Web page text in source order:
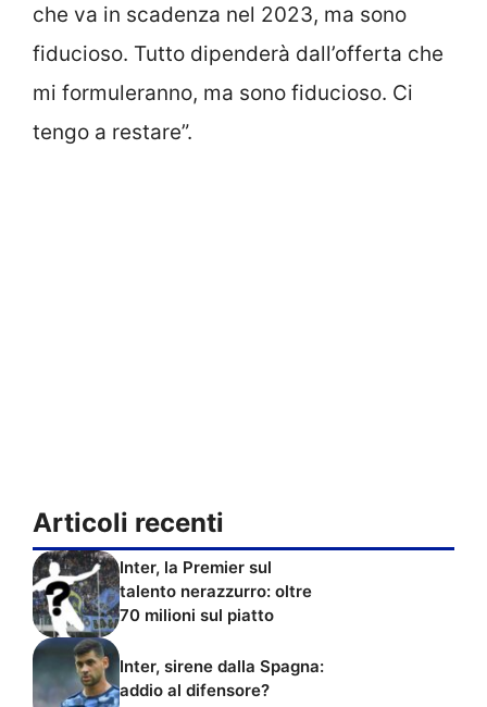
che va in scadenza nel 2023, ma sono
fiducioso. Tutto dipenderà dall’offerta che
mi formuleranno, ma sono fiducioso. Ci
tengo a restare”.
Articoli recenti
Inter, la Premier sul
talento nerazzurro: oltre
70 milioni sul piatto
Inter, sirene dalla Spagna:
addio al difensore?